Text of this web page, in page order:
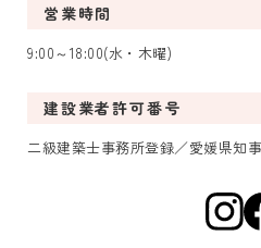
営業時間
9:00～18:00(水・木曜)
建設業者許可番号
二級建築士事務所登録／愛媛県知